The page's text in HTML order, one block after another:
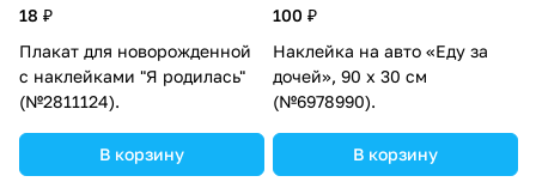
18 ₽
Плакат для новорожденной
с наклейками "Я родилась"
(№2811124).
В корзину
100 ₽
Наклейка на авто «Еду за
дочей», 90 х 30 см
(№6978990).
В корзину